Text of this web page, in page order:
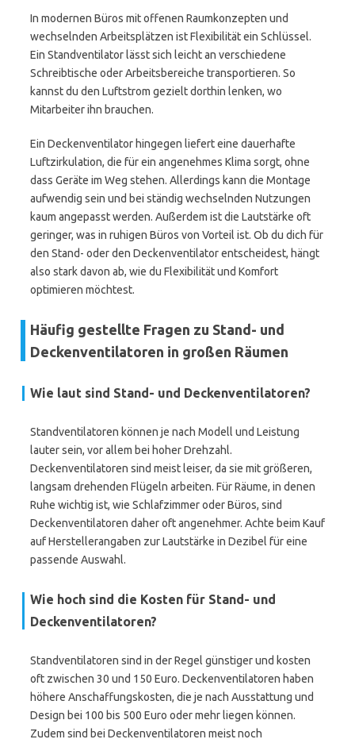
In modernen Büros mit offenen Raumkonzepten und
wechselnden Arbeitsplätzen ist Flexibilität ein Schlüssel.
Ein Standventilator lässt sich leicht an verschiedene
Schreibtische oder Arbeitsbereiche transportieren. So
kannst du den Luftstrom gezielt dorthin lenken, wo
Mitarbeiter ihn brauchen.
Ein Deckenventilator hingegen liefert eine dauerhafte
Luftzirkulation, die für ein angenehmes Klima sorgt, ohne
dass Geräte im Weg stehen. Allerdings kann die Montage
aufwendig sein und bei ständig wechselnden Nutzungen
kaum angepasst werden. Außerdem ist die Lautstärke oft
geringer, was in ruhigen Büros von Vorteil ist. Ob du dich für
den Stand- oder den Deckenventilator entscheidest, hängt
also stark davon ab, wie du Flexibilität und Komfort
optimieren möchtest.
Häufig gestellte Fragen zu Stand- und
Deckenventilatoren in großen Räumen
Wie laut sind Stand- und Deckenventilatoren?
Standventilatoren können je nach Modell und Leistung
lauter sein, vor allem bei hoher Drehzahl.
Deckenventilatoren sind meist leiser, da sie mit größeren,
langsam drehenden Flügeln arbeiten. Für Räume, in denen
Ruhe wichtig ist, wie Schlafzimmer oder Büros, sind
Deckenventilatoren daher oft angenehmer. Achte beim Kauf
auf Herstellerangaben zur Lautstärke in Dezibel für eine
passende Auswahl.
Wie hoch sind die Kosten für Stand- und
Deckenventilatoren?
Standventilatoren sind in der Regel günstiger und kosten
oft zwischen 30 und 150 Euro. Deckenventilatoren haben
höhere Anschaffungskosten, die je nach Ausstattung und
Design bei 100 bis 500 Euro oder mehr liegen können.
Zudem sind bei Deckenventilatoren meist noch